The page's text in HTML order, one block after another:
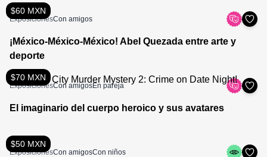
$60 MXN
ExposicionesCon amigos
¡México-México-México! Abel Quezada entre arte y
deporte
$70 MXN
ExposicionesCon amigosEn pareja
El imaginario del cuerpo heroico y sus avatares
$50 MXN
ExposicionesCon amigosCon niños